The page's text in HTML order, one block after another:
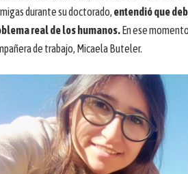
durante su doctorado, entendió que
real de los humanos.En ese
de trabajo, Micaela Buteler.